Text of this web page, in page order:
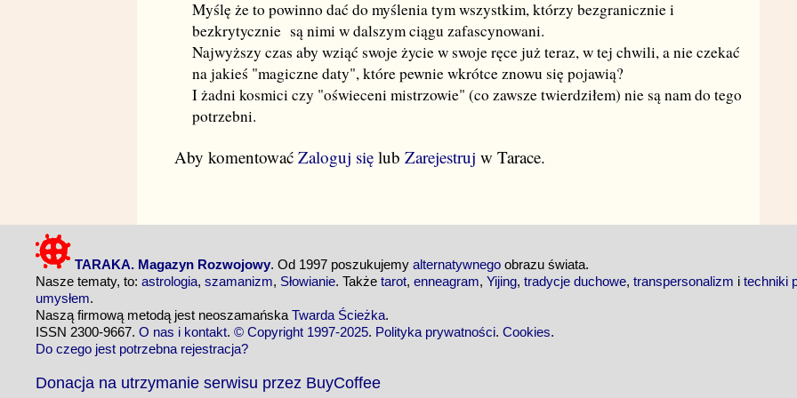
Myślę że to powinno dać do myślenia tym wszystkim, którzy bezgranicznie i
bezkrytycznie są nimi w dalszym ciągu zafascynowani.
Najwyższy czas aby wziąć swoje życie w swoje ręce już teraz, w tej chwili, a nie czekać
na jakieś "magiczne daty", które pewnie wkrótce znowu się pojawią?
I żadni kosmici czy "oświeceni mistrzowie" (co zawsze twierdziłem) nie są nam do tego
potrzebni.
Aby komentować Zaloguj się lub Zarejestruj w Tarace.
TARAKA. Magazyn Rozwojowy. Od 1997 poszukujemy alternatywnego obrazu świata.
Nasze tematy, to: astrologia, szamanizm, Słowianie. Także tarot, enneagram, Yijing, tradycje duchowe, transpersonalizm i techniki
umysłem.
Naszą firmową metodą jest neoszamańska Twarda Ścieżka.
ISSN 2300-9667. O nas i kontakt. © Copyright 1997-2025. Polityka prywatności. Cookies.
Do czego jest potrzebna rejestracja?
Donacja na utrzymanie serwisu przez BuyCoffee